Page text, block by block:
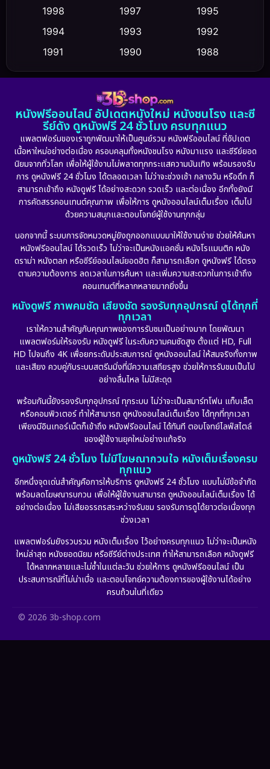
Culture (23)
Dance เต้น
Detective สืบสวน (5)
Detective สืบสวน (56)
Disaster (10)
Disney+ (23)
Drama ดราม่า (888)
Dystopian (17)
Emotional (101)
Epic มหากาพย์ (17)
Erotic (10)
Fantasy จินตนาการ (258)
Film
Gothic (6)
HBO GO (11)
HBO Max (2)
Healing
Heist (7)
1998
1997
1995
1994
1993
1992
1991
1990
1988
1986
1985
1983
1981
1974
1971 1962
หนังฟรีออนไลน์ อัปเดตหนังใหม่ หนังชนโรง และซี
รีย์ดัง ดูหนังฟรี 24 ชั่วโมง ครบทุกแนว
แพลตฟอร์มของเราถูกพัฒนาให้เป็นศูนย์รวม หนังฟรีออนไลน์ ที่อัปเดต
เนื้อหาใหม่อย่างต่อเนื่อง ครอบคลุมทั้งหนังชนโรง หนังมาแรง และซีรีย์ยอด
นิยมจากทั่วโลก เพื่อให้ผู้ใช้งานไม่พลาดทุกกระแสความบันเทิง พร้อมรองรับ
การ ดูหนังฟรี 24 ชั่วโมง ได้ตลอดเวลา ไม่ว่าจะช่วงเช้า กลางวัน หรือดึก ก็
สามารถเข้าถึง หนังดูฟรี ได้อย่างสะดวก รวดเร็ว และต่อเนื่อง อีกทั้งยังมี
การคัดสรรคอนเทนต์คุณภาพ เพื่อให้การ ดูหนังออนไลน์เต็มเรื่อง เต็มไป
ด้วยความสนุกและตอบโจทย์ผู้ใช้งานทุกกลุ่ม
นอกจากนี้ ระบบการจัดหมวดหมู่ยังถูกออกแบบมาให้ใช้งานง่าย ช่วยให้ค้นหา
หนังฟรีออนไลน์ ได้รวดเร็ว ไม่ว่าจะเป็นหนังแอคชั่น หนังโรแมนติก หนัง
ดราม่า หนังตลก หรือซีรีย์ออนไลน์ยอดฮิต ก็สามารถเลือก ดูหนังฟรี ได้ตรง
ตามความต้องการ ลดเวลาในการค้นหา และเพิ่มความสะดวกในการเข้าถึง
คอนเทนต์ที่หลากหลายมากยิ่งขึ้น
หนังดูฟรี ภาพคมชัด เสียงชัด รองรับทุกอุปกรณ์ ดูได้ทุกที่
ทุกเวลา
เราให้ความสำคัญกับคุณภาพของการรับชมเป็นอย่างมาก โดยพัฒนา
แพลตฟอร์มให้รองรับ หนังดูฟรี ในระดับความคมชัดสูง ตั้งแต่ HD, Full
HD ไปจนถึง 4K เพื่อยกระดับประสบการณ์ ดูหนังออนไลน์ ให้สมจริงทั้งภาพ
และเสียง ควบคู่กับระบบสตรีมมิ่งที่มีความเสถียรสูง ช่วยให้การรับชมเป็นไป
อย่างลื่นไหล ไม่มีสะดุด
พร้อมกันนี้ยังรองรับทุกอุปกรณ์ ทุกระบบ ไม่ว่าจะเป็นสมาร์ทโฟน แท็บเล็ต
หรือคอมพิวเตอร์ ทำให้สามารถ ดูหนังออนไลน์เต็มเรื่อง ได้ทุกที่ทุกเวลา
เพียงมีอินเทอร์เน็ตก็เข้าถึง หนังฟรีออนไลน์ ได้ทันที ตอบโจทย์ไลฟ์สไตล์
ของผู้ใช้งานยุคใหม่อย่างแท้จริง
ดูหนังฟรี 24 ชั่วโมง ไม่มีโฆษณากวนใจ หนังเต็มเรื่องครบ
ทุกแนว
อีกหนึ่งจุดเด่นสำคัญคือการให้บริการ ดูหนังฟรี 24 ชั่วโมง แบบไม่มีข้อจำกัด
พร้อมลดโฆษณารบกวน เพื่อให้ผู้ใช้งานสามารถ ดูหนังออนไลน์เต็มเรื่อง ได้
อย่างต่อเนื่อง ไม่เสียอรรถรสระหว่างรับชม รองรับการดูได้ยาวต่อเนื่องทุก
ช่วงเวลา
แพลตฟอร์มยังรวบรวม หนังเต็มเรื่อง ไว้อย่างครบทุกแนว ไม่ว่าจะเป็นหนัง
ใหม่ล่าสุด หนังยอดนิยม หรือซีรีย์ต่างประเทศ ทำให้สามารถเลือก หนังดูฟรี
ได้หลากหลายและไม่ซ้ำในแต่ละวัน ช่วยให้การ ดูหนังฟรีออนไลน์ เป็น
ประสบการณ์ที่ไม่น่าเบื่อ และตอบโจทย์ความต้องการของผู้ใช้งานได้อย่าง
ครบถ้วนในที่เดียว
© 2026 3b-shop.com